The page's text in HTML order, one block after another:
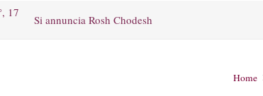
17
Si annuncia Rosh Chodesh
Home